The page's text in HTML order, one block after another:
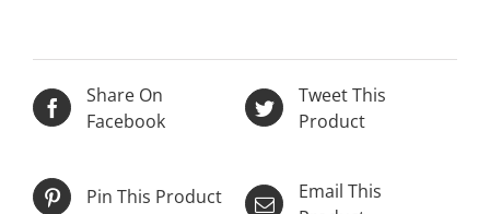
Share On
Facebook
Tweet This
Product
Pin This Product
Email This